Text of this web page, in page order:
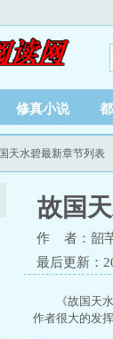
修真小说
天水碧最新章节列表
故国
作 者：韶
最后更新：
《故国天
作者很大的发